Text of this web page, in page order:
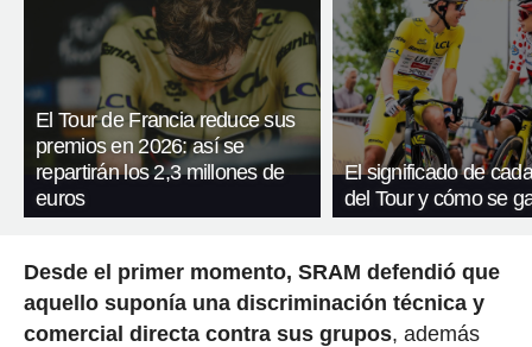
El Tour de Francia reduce sus
premios en 2026: así se
repartirán los 2,3 millones de
euros
El significado de
del Tour y cómo se
Desde el primer momento, SRAM defendió que
aquello suponía una discriminación técnica y
comercial directa contra sus grupos, además